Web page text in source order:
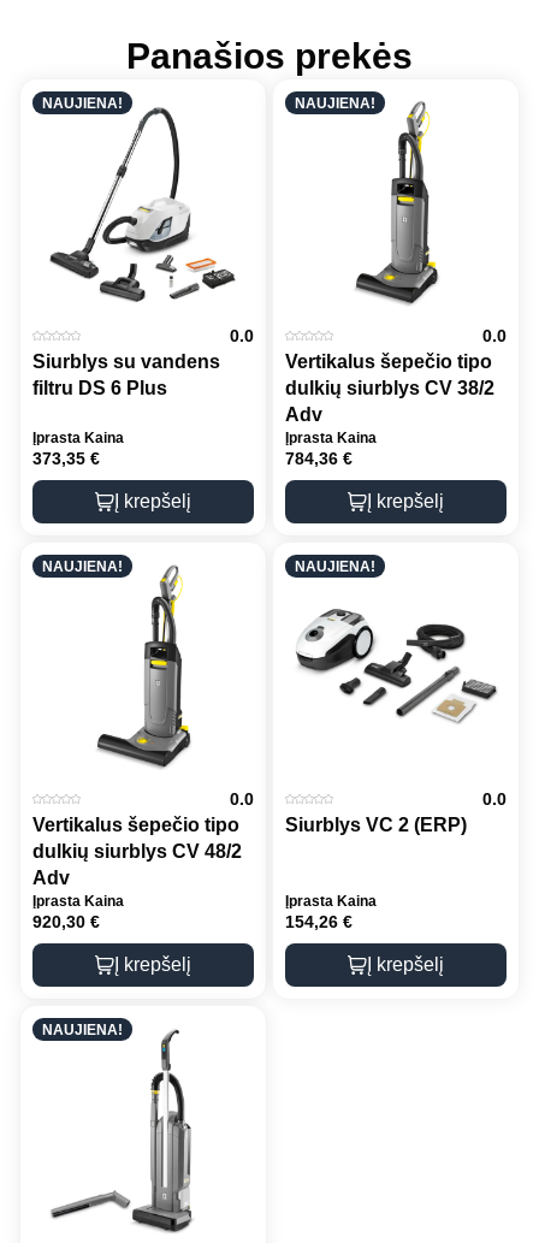
Panašios prekės
NAUJIENA!
0.0
Siurblys su vandens
filtru DS 6 Plus
Įprasta Kaina
373,35 €
Į krepšelį
NAUJIENA!
0.0
Vertikalus šepečio tipo
dulkių siurblys CV 38/2
Adv
Įprasta Kaina
784,36 €
Į krepšelį
NAUJIENA!
0.0
Vertikalus šepečio tipo
dulkių siurblys CV 48/2
Adv
Įprasta Kaina
920,30 €
Į krepšelį
NAUJIENA!
0.0
Siurblys VC 2 (ERP)
Įprasta Kaina
154,26 €
Į krepšelį
NAUJIENA!